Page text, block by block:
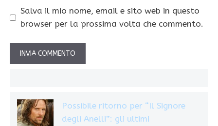
Salva il mio nome, email e sito web in questo
browser per la prossima volta che commento.
Possibile ritorno per “Il Signore
degli Anelli”: gli ultimi